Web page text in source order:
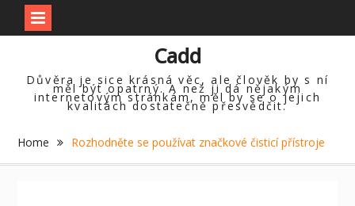
content
Cadd
Důvěra je sice krásná věc, ale člověk by s ní
měl být opatrný. A než ji dá nějakým
internetovým stránkám, měl by se o jejich
kvalitách dostatečně přesvědčit.
Home Rozhodněte se používat značkové čisticí přístroje